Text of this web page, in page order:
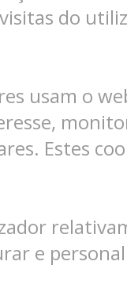
do
usam o
Estes
e